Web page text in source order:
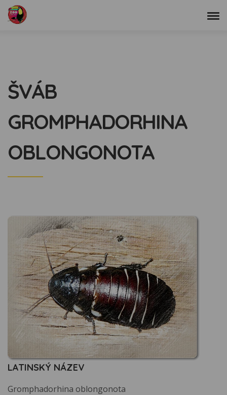
ŠVÁB
GROMPHADORHINA
OBLONGONOTA
LATINSKÝ NÁZEV
Gromphadorhina oblongonota